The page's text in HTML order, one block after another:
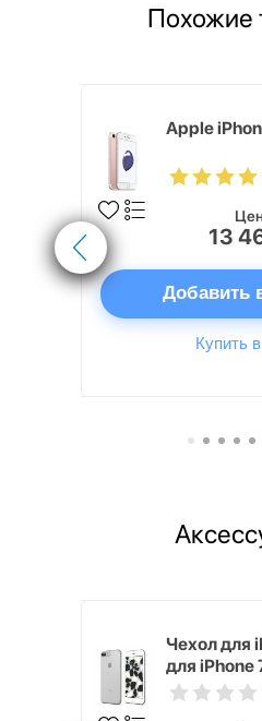
Похожие
Apple
13
Добавить
Купить
Чехол для
для iPhone